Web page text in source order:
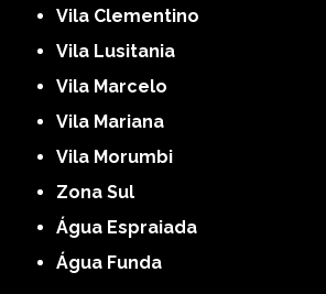
Vila Clementino
Vila Lusitania
Vila Marcelo
Vila Mariana
Vila Morumbi
Zona Sul
Água Espraiada
Água Funda